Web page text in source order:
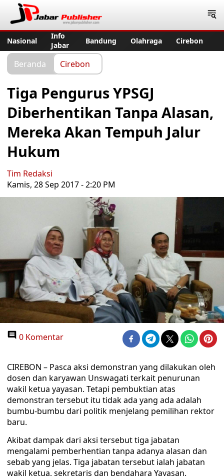
Nasional
Info
Jabar
Bandung Olahraga Cirebon
Beranda Cirebon
Tiga Pengurus YPSGJ
Diberhentikan Tanpa Alasan,
Mereka Akan Tempuh Jalur
Hukum
Tim Redaksi
Kamis, 28 Sep 2017 - 2:20 PM
0 Komentar
CIREBON – Pasca aksi demonstran yang dilakukan oleh
dosen dan karyawan Unswagati terkait penurunan
wakil ketua yayasan. Tetapi pembuktian atas
demonstran tersebut itu tidak ada yang ada adalah
bumbu-bumbu dari politik menjelang pemilihan rektor
baru.
Akibat dampak dari aksi tersebut tiga jabatan
mengalami pemberhentian tanpa adanya alasan dan
sebab yang jelas. Tiga jabatan tersebut ialah jabatan
wakil ketua, sekretaris dan bendahara Yayasan.